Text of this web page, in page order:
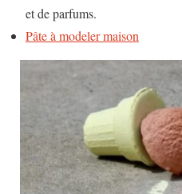
et de parfums.
Pâte à modeler maison